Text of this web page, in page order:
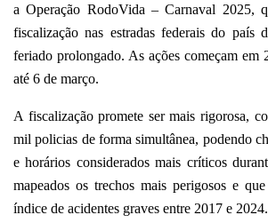
a Operação RodoVida – Carnaval 2025,
fiscalização nas estradas federais do país
feriado prolongado. As ações começam em
até 6 de março.
A fiscalização promete ser mais rigorosa,
mil policias de forma simultânea, podendo
e horários considerados mais críticos
mapeados os trechos mais perigosos e
índice de acidentes graves entre 2017 e 2024.